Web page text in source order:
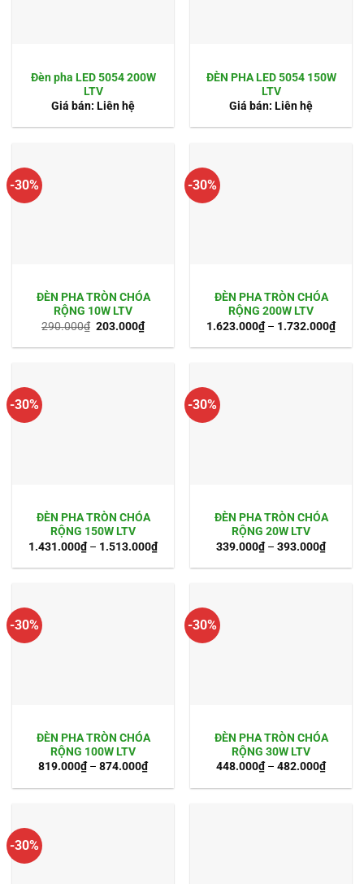
Đèn pha LED 5054 200W
LTV
Giá bán: Liên hệ
ĐÈN PHA LED 5054 150W
LTV
Giá bán: Liên hệ
-30%
ĐÈN PHA TRÒN CHÓA
RỘNG 10W LTV
290.000₫ Giá
là:
203.000₫Giá
hiện
tại
-30%
ĐÈN PHA TRÒN CHÓA
RỘNG 200W LTV
1.623.000₫– 1.732.000₫
-30%
ĐÈN PHA TRÒN CHÓA
RỘNG 150W LTV
1.431.000₫– 1.513.000₫
-30%
ĐÈN PHA TRÒN CHÓA
RỘNG 20W LTV
339.000₫– 393.000₫
-30%
ĐÈN PHA TRÒN CHÓA
RỘNG 100W LTV
819.000₫– 874.000₫
-30%
ĐÈN PHA TRÒN CHÓA
RỘNG 30W LTV
448.000₫– 482.000₫
-30%